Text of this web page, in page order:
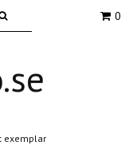
0
exemplar